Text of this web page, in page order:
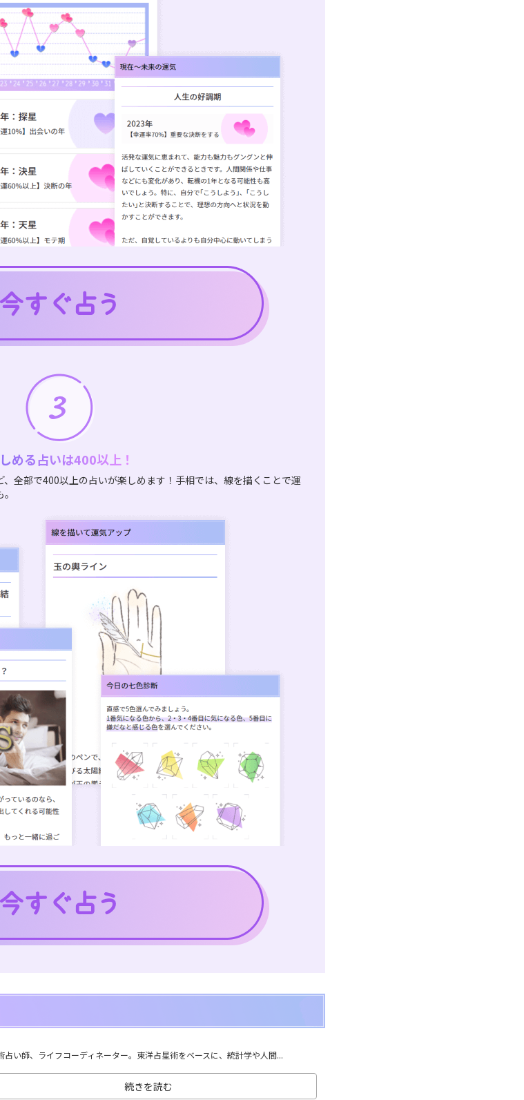
める占いは400以上！
全部で400以上の占いが楽しめます！手相では、線を描くことで運
占い師、ライフコーディネーター。東洋占星術をベースに、統計学や人間...
続きを読む